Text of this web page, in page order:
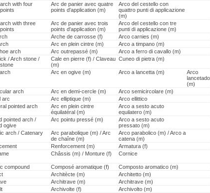
with four
Arc de panier avec quatre
points d'application (m)
Arco del cestello con
quattro punti di applicazione
(m)
with three
Arc de panier avec trois
points d'application (m)
Arco del cestello con tre
punti di applicazione (m)
Arche de carrosse (f)
Arco carnies (m)
Arc en plein cintre (m)
Arco a timpano (m)
arch Arc outrepassé (m)
Arco a ferro di cavallo (m)
/ Arch stone /
Cale en pierre (f) / Claveau
(m)
Cuneo di pietra (m)
Arc en ogive (m) Arco a lancetta (m)
Arco
lancetado
(m)
arch Arc en demi-cercle (m)
Arco semicircolare (m)
arc Arc elliptique (m)
Arco ellittico
pointed arch
Arc en plein cintre
équilatéral (m)
Arco a sesto acuto
equilatero (m)
pointed arch /
ogive
Arc pointu pressé (m)
Arco a sesto acuto
pressato (m)
arch / Catenary
Arc parabolique (m) / Arc
de chaîne (m)
Arco parabolico (m) / Arco a
catena (m)
Renforcement (m)
Armatura (f)
Châssis (m) / Monture (f) Cornice
compound Composé aromatique (f)
Composto aromatico (m)
Architècte (m)
Architetto (m)
Architrave (m)
Architrave (m)
Archivolte (f)
Archivolto (m)